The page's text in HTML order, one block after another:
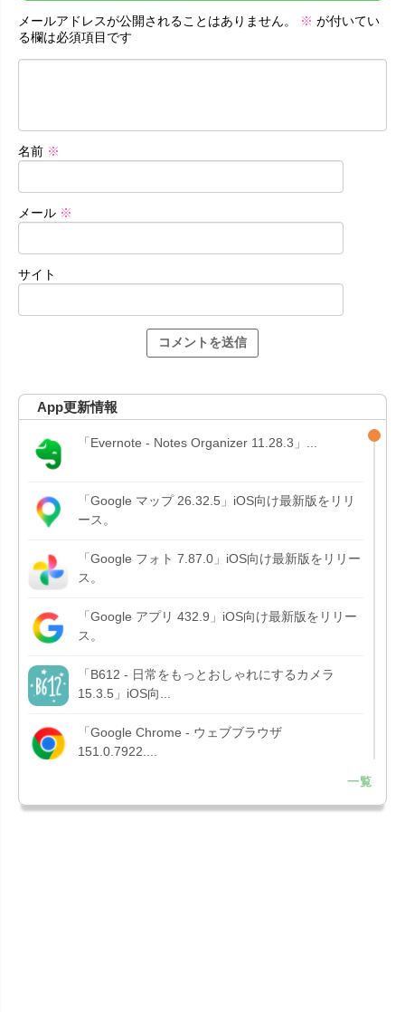
メールアドレスが公開されることはありません。 ※ が付いてい
る欄は必須項目です
名前 ※
メール ※
サイト
App更新情報
「Evernote - Notes Organizer 11.28.3」...
「Google マップ 26.32.5」iOS向け最新版をリリ
ース。
「Google フォト 7.87.0」iOS向け最新版をリリー
ス。
「Google アプリ 432.9」iOS向け最新版をリリー
ス。
「B612 - 日常をもっとおしゃれにするカメラ
15.3.5」iOS向...
「Google Chrome - ウェブブラウザ
151.0.7922....
「Microsoft OneDrive 18.7.3」iOS向け最新版を...
一覧